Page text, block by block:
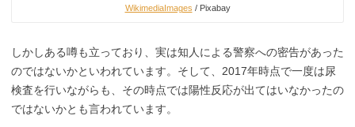
WikimediaImages / Pixabay
しかしある噂も立っており、実は知人による警察への密告があった
のではないかといわれています。そして、2017年時点で一度は尿
検査を行いながらも、その時点では陽性反応が出てはいなかったの
ではないかとも言われています。